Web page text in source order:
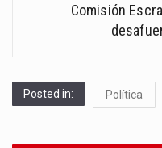
Comisión
Posted in: Política